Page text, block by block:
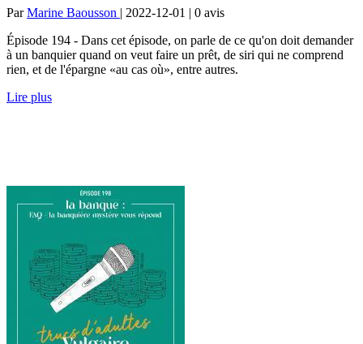
ParMarine Baousson | 2022-12-01 | 0 avis
Épisode 194 - Dans cet épisode, on parle de ce qu'on doit demander
à un banquier quand on veut faire un prêt, de siri qui ne comprend
rien, et de l'épargne «au cas où», entre autres.
Lire plus